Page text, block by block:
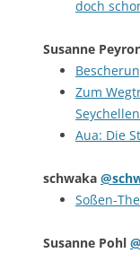
doch
Susanne
Zum
Aua: Die
schwaka
Soßen-
Susanne Pohl